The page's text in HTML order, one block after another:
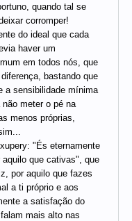
quando tal se
corromper!
do ideal que cada
haver um
em todos nós, que
bastando que
a sensibilidade mínima
meter o pé na
menos próprias,
"És eternamente
aquilo que cativas", que
por aquilo que fazes
a ti próprio e aos
a satisfação do
mais alto nas